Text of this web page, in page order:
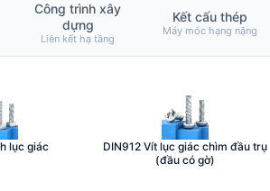
Công trình xây
dựng
Liên kết hạ tầng
Kết cấu thép
Máy móc hạng nặng
lục giác
DIN912 Vít lục giác chìm đầu trụ
(đầu có gờ)